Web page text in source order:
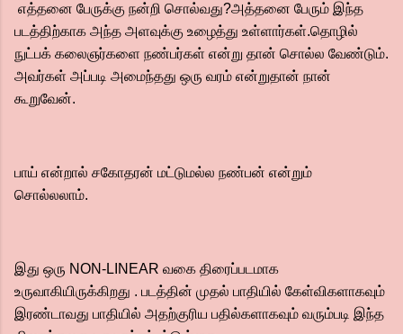
எத்தனை பேருக்கு நன்றி சொல்வது?அத்தனை பேரும் இந்த
படத்திற்காக அந்த அளவுக்கு உழைத்து உள்ளார்கள்.தொழில்
நுட்பக் கலைஞர்களை நண்பர்கள் என்று தான் சொல்ல வேண்டும்.
அவர்கள் அப்படி அமைந்தது ஒரு வரம் என்றுதான் நான்
கூறுவேன்.
பாய் என்றால் சகோதரன் மட்டுமல்ல நண்பன் என்றும்
சொல்லலாம்.
இது ஒரு NON-LINEAR வகை திரைப்படமாக
உருவாகியிருக்கிறது . படத்தின் முதல் பாதியில் கேள்விகளாகவும்
இரண்டாவது பாதியில் அதற்குரிய பதில்களாகவும் வரும்படி இந்த